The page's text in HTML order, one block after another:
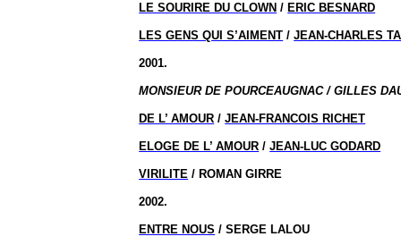
LE SOURIRE DU CLOWN / ERIC BESNARD
LES GENS QUI S’AIMENT /JEAN-CHARLES
2001.
MONSIEUR DE POURCEAUGNAC / GILLES
DE L’ AMOUR /JEAN-FRANCOIS RICHET
ELOGE DE L’ AMOUR /JEAN-LUC GODARD
VIRILITE / ROMAN GIRRE
2002.
ENTRE NOUS / SERGE LALOU